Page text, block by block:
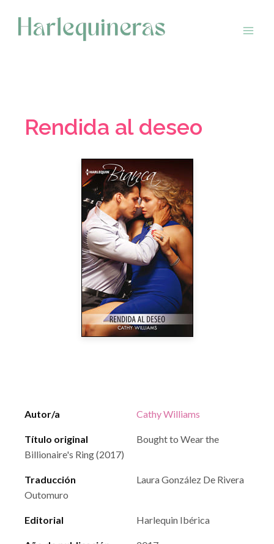
contenido
Rendida al deseo
Autor/a Cathy Williams
Título original
Bought to Wear the
Billionaire's Ring (2017)
Traducción
Laura González De Rivera
Outomuro
Editorial Harlequin Ibérica